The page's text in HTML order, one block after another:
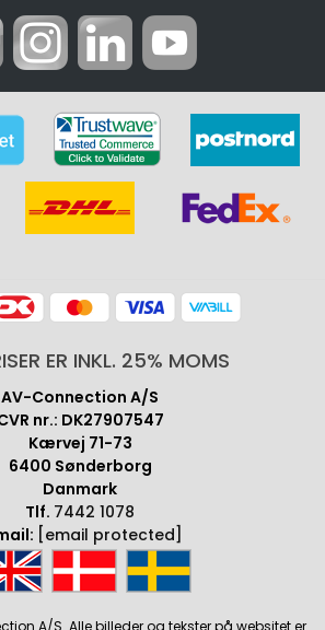
ER INKL. 25% MOMS
AV-Connection A/S
nr.: DK27907547
Kærvej 71-73
6400 Sønderborg
Danmark
Tlf. 7442 1078
[email protected]
A/S. Alle billeder og tekster på websitet er